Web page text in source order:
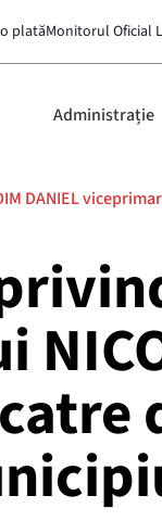
platăMonitorul Oficial
Administrație
DANIEL